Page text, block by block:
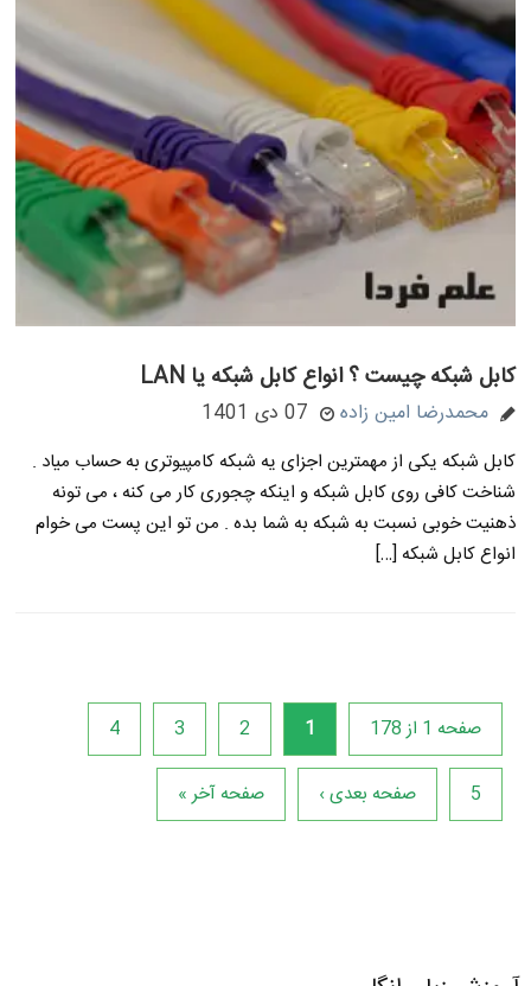
کابل شبکه چیست ؟ انواع کابل شبکه یا LAN
محمدرضا امین زاده 07 دی 1401
کابل شبکه یکی از مهمترین اجزای یه شبکه کامپیوتری به حساب میاد .
شناخت کافی روی کابل شبکه و اینکه چجوری کار می کنه ، می تونه
ذهنیت خوبی نسبت به شبکه به شما بده . من تو این پست می خوام
انواع کابل شبکه […]
صفحه 1 از 178 1
2
3
4
5 صفحه بعدی › صفحه آخر »